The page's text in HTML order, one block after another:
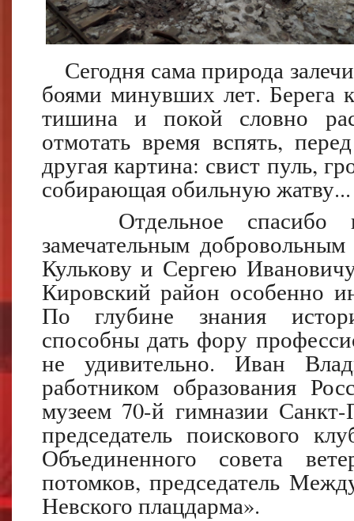
Сегодня сама природа
боями минувших лет. Берега
тишина и покой словно
отмотать время вспять,
другая картина: свист пуль,
собирающая обильную жатву...
Отдельное
замечательным
Кулькову и Сергею
Кировский район особенно
По глубине знания
способны дать фору
не удивительно. Иван
работником образования
музеем 70-й гимназии
председатель поискового
Объединенного совета
потомков, председатель
Невского плацдарма».